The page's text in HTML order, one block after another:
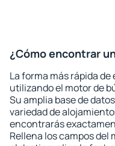
¿Cómo encontrar
La forma más rápida
utilizando el motor de
Su amplia base de
variedad de
encontrarás
Rellena los campos del